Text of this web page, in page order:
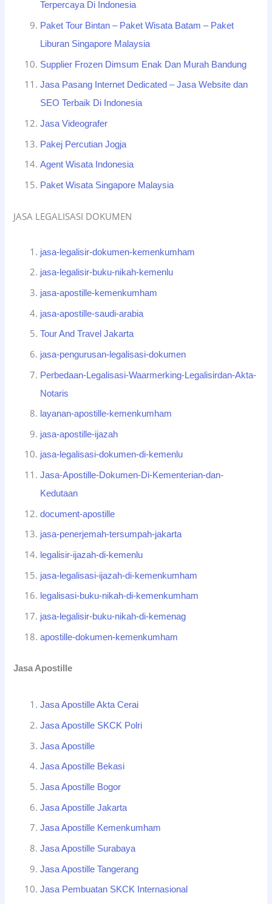
Terpercaya Di Indonesia
Paket Tour Bintan – Paket Wisata Batam – Paket
Liburan Singapore Malaysia
Supplier Frozen Dimsum Enak Dan Murah Bandung
Jasa Pasang Internet Dedicated – Jasa Website dan
SEO Terbaik Di Indonesia
Jasa Videografer
Pakej Percutian Jogja
Agent Wisata Indonesia
Paket Wisata Singapore Malaysia
JASA LEGALISASI DOKUMEN
jasa-legalisir-dokumen-kemenkumham
jasa-legalisir-buku-nikah-kemenlu
jasa-apostille-kemenkumham
jasa-apostille-saudi-arabia
Tour And Travel Jakarta
jasa-pengurusan-legalisasi-dokumen
Perbedaan-Legalisasi-Waarmerking-Legalisirdan-Akta-
Notaris
layanan-apostille-kemenkumham
jasa-apostille-ijazah
jasa-legalisasi-dokumen-di-kemenlu
Jasa-Apostille-Dokumen-Di-Kementerian-dan-
Kedutaan
document-apostille
jasa-penerjemah-tersumpah-jakarta
legalisir-ijazah-di-kemenlu
jasa-legalisasi-ijazah-di-kemenkumham
legalisasi-buku-nikah-di-kemenkumham
jasa-legalisir-buku-nikah-di-kemenag
apostille-dokumen-kemenkumham
Jasa Apostille
Jasa Apostille Akta Cerai
Jasa Apostille SKCK Polri
Jasa Apostille
Jasa Apostille Bekasi
Jasa Apostille Bogor
Jasa Apostille Jakarta
Jasa Apostille Kemenkumham
Jasa Apostille Surabaya
Jasa Apostille Tangerang
Jasa Pembuatan SKCK Internasional